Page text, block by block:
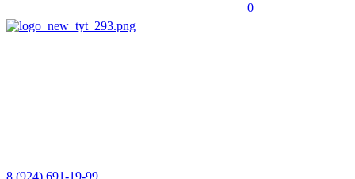
0
8 (924) 691-19-99